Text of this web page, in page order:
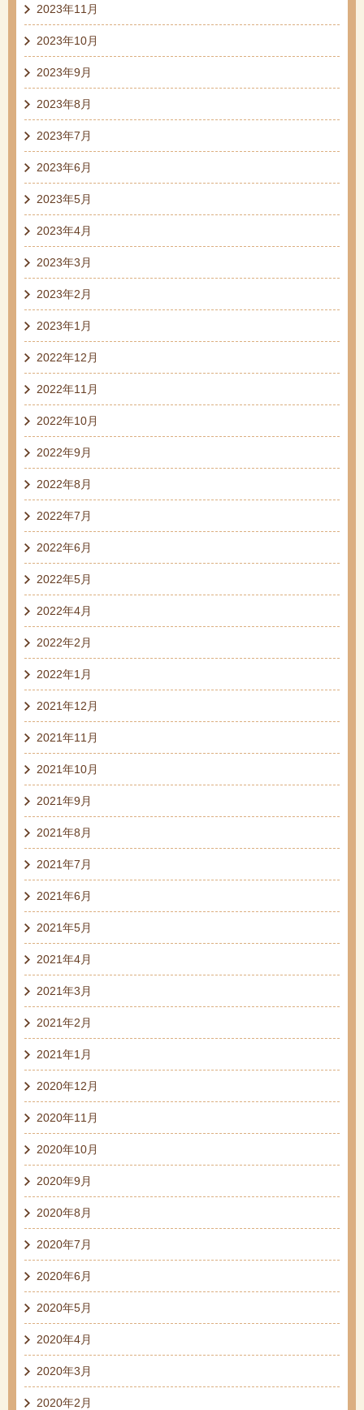
2023年11月
2023年10月
2023年9月
2023年8月
2023年7月
2023年6月
2023年5月
2023年4月
2023年3月
2023年2月
2023年1月
2022年12月
2022年11月
2022年10月
2022年9月
2022年8月
2022年7月
2022年6月
2022年5月
2022年4月
2022年2月
2022年1月
2021年12月
2021年11月
2021年10月
2021年9月
2021年8月
2021年7月
2021年6月
2021年5月
2021年4月
2021年3月
2021年2月
2021年1月
2020年12月
2020年11月
2020年10月
2020年9月
2020年8月
2020年7月
2020年6月
2020年5月
2020年4月
2020年3月
2020年2月